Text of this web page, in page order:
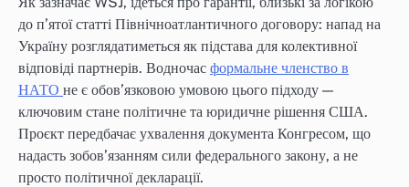
до п’ятої статті Північноатлантичного договору: напад на
Україну розглядатиметься як підстава для колективної
відповіді партнерів. Водночас формальне членство в
НАТО не є обов’язковою умовою цього підходу —
ключовим стане політичне та юридичне рішення США.
Проєкт передбачає ухвалення документа Конгресом, що
надасть зобов’язанням сили федерального закону, а не
просто політичної декларації.